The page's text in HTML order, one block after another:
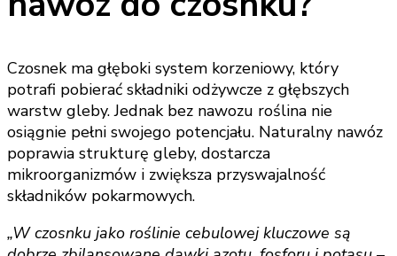
Czosnek ma głęboki system korzeniowy, który
potrafi pobierać składniki odżywcze z głębszych
warstw gleby. Jednak bez nawozu roślina nie
osiągnie pełni swojego potencjału. Naturalny nawóz
poprawia strukturę gleby, dostarcza
mikroorganizmów i zwiększa przyswajalność
składników pokarmowych.
„W czosnku jako roślinie cebulowej kluczowe są